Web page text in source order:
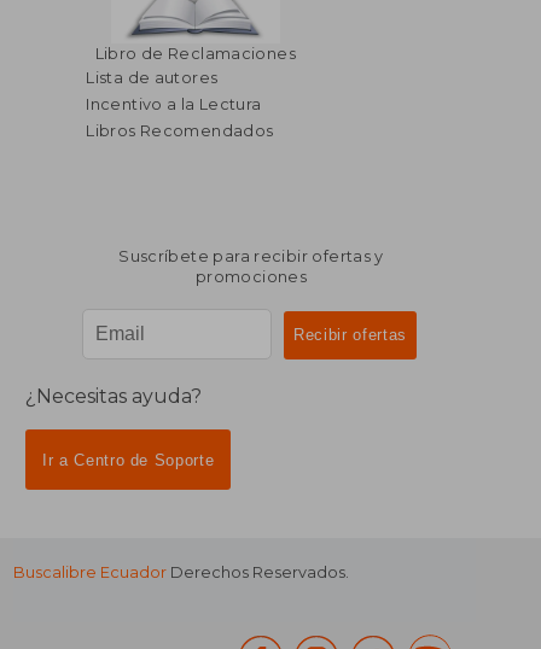
$ 22.50
Libro de Reclamaciones
Lista de autores
Incentivo a la Lectura
Libros Recomendados
Suscríbete para recibir ofertas y
promociones
¿Necesitas ayuda?
Ir a Centro de Soporte
Buscalibre Ecuador Derechos Reservados.